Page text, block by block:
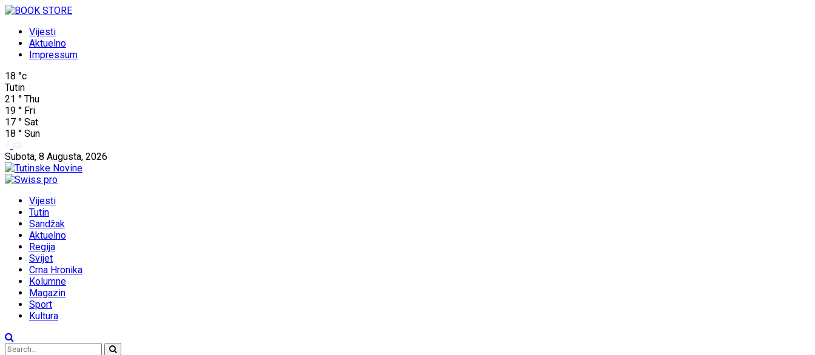
Vijesti
Aktuelno
Impressum
18 °c
Tutin
21 ° Thu
19 ° Fri
17 ° Sat
18 ° Sun
Subota, 8 Augusta, 2026
Vijesti
Tutin
Sandžak
Aktuelno
Regija
Svijet
Crna Hronika
Kolumne
Magazin
Sport
Kultura